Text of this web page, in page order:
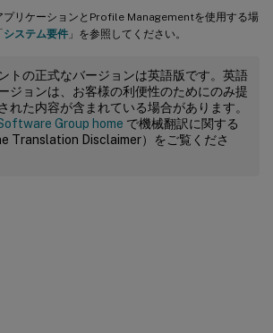
プリケーションとProfile Managementを使用する場
システム要件 」を参照してください。
トの正式なバージョンは英語版です。英語
ジョンは、お客様の利便性のためにのみ提
れた内容が含まれている場合があります。
Group home で機械翻訳に関する
Translation Disclaimer）をご覧くださ